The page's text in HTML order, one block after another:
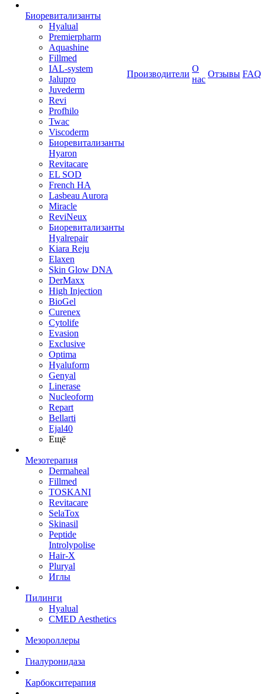
Биоревитализанты
Hyalual
Premierpharm
Aquashine
Fillmed
IAL-system
Jalupro
Juvederm
Revi
Profhilo
Twac
Viscoderm
Биоревитализанты
Hyaron
Revitacare
EL SOD
French HA
Lasbeau Aurora
Miracle
ReviNeux
Биоревитализанты
Hyalrepair
Kiara Reju
Elaxen
Skin Glow DNA
DerMaxx
High Injection
BioGel
Curenex
Cytolife
Evasion
Exclusive
Optima
Hyaluform
Genyal
Linerase
Nucleoform
Repart
Bellarti
Ejal40
Ещё
Мезотерапия
Dermaheal
Fillmed
TOSKANI
Revitacare
SelaTox
Skinasil
Peptide
Introlypolise
Hair-X
Pluryal
Иглы
Пилинги
Hyalual
CMED Aesthetics
Мезороллеры
Гиалуронидаза
Карбокситерапия
Производители
О
нас
Отзывы FAQ